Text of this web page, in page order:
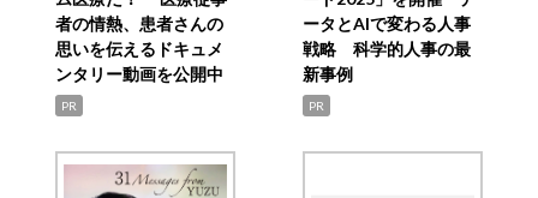
者の情熱、患者さんの
思いを伝えるドキュメ
ンタリー動画を公開中
PR
ータとAIで変わる人事
戦略 科学的人事の最
新事例
PR